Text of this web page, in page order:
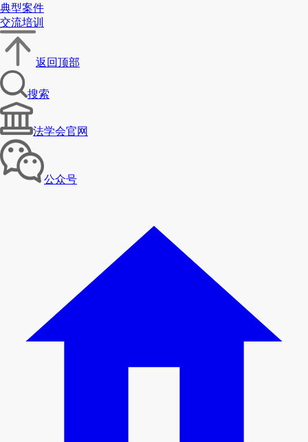
典型案件
交流培训
返回顶部
搜索
法学会官网
公众号